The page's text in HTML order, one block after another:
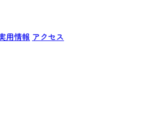
用情報 アクセス